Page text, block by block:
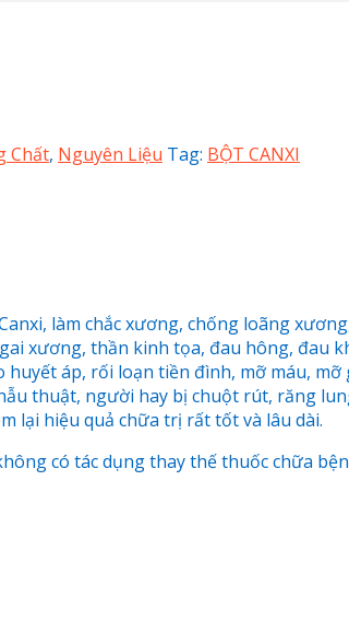
Chất, Nguyên Liệu Tag: BỘT CANXI
làm chắc xương, chống loãng
xương, thần kinh tọa, đau hông, đau
huyết áp, rối loạn tiền đình, mỡ máu,
thuật, người hay bị chuột rút, răng
lại hiệu quả chữa trị rất tốt và lâu dài.
có tác dụng thay thế thuốc chữa